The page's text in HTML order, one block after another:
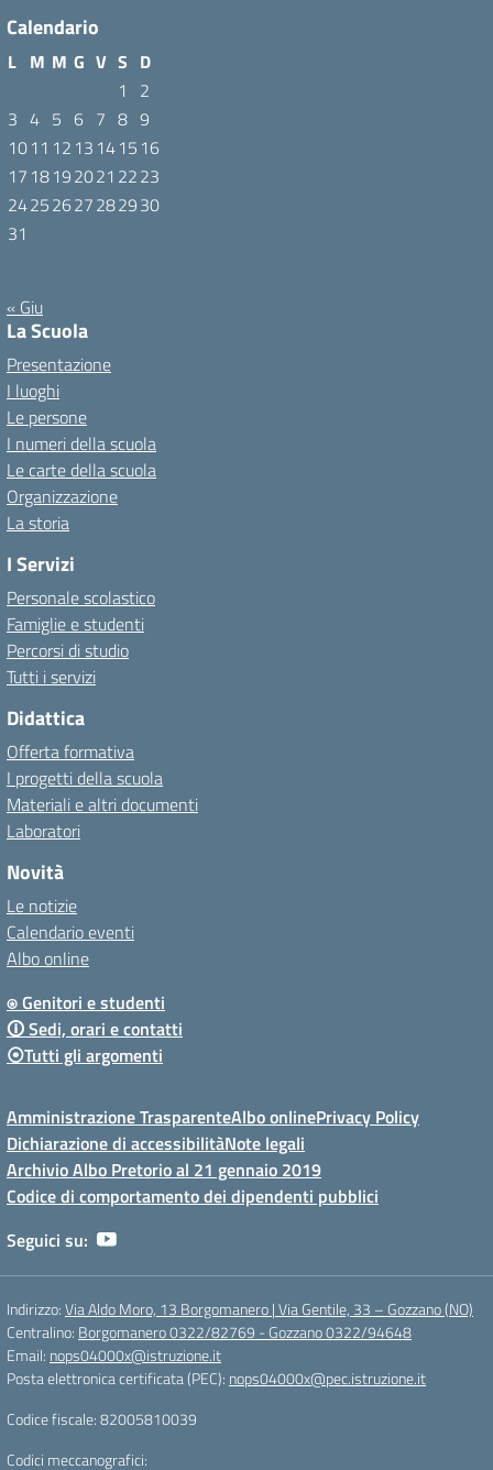
Calendario
L M M G V S D
1
2
3 4 5 6 7 8 9
1011 12 13 1415 16
17 18192021 2223
24252627282930
31
« Giu
La Scuola
Presentazione
I luoghi
Le persone
I numeri della scuola
Le carte della scuola
Organizzazione
La storia
I Servizi
Personale scolastico
Famiglie e studenti
Percorsi di studio
Tutti i servizi
Didattica
Offerta formativa
I progetti della scuola
Materiali e altri documenti
Laboratori
Novità
Le notizie
Calendario eventi
Albo online
⍟ Genitori e studenti
🛈 Sedi, orari e contatti
⦿Tutti gli argomenti
Amministrazione TrasparenteAlbo onlinePrivacy Policy
Dichiarazione di accessibilitàNote legali
Archivio Albo Pretorio al 21 gennaio 2019
Codice di comportamento dei dipendenti pubblici
Seguici su:
Indirizzo:Via Aldo Moro, 13 Borgomanero | Via Gentile, 33 – Gozzano (NO)
Centralino: Borgomanero 0322/82769 - Gozzano 0322/94648
Email: nops04000x@istruzione.it
Posta elettronica certificata (PEC): nops04000x@pec.istruzione.it
Codice fiscale: 82005810039
Codici meccanografici: